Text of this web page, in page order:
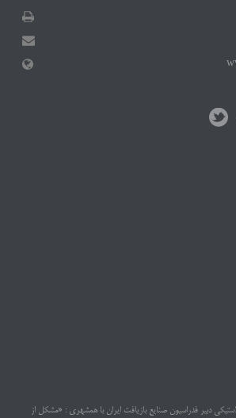
دبیر فدراسیون صنایع بازیافت ایران با همشهری : «مشکل از